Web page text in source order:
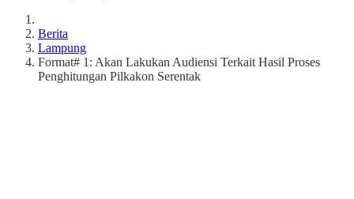
Berita
Lampung
Format# 1: Akan Lakukan Audiensi Terkait Hasil Proses
Penghitungan Pilkakon Serentak